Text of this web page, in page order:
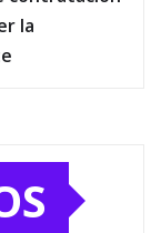
la